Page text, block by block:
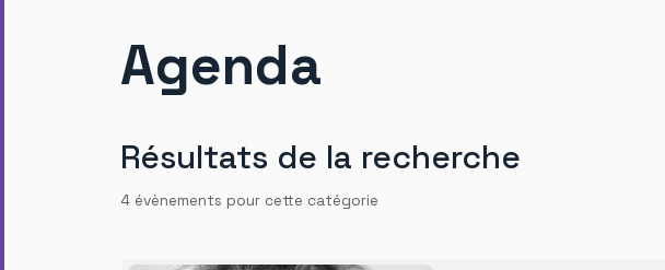
Agenda
Résultats de la recherche
4 évènements pour cette catégorie